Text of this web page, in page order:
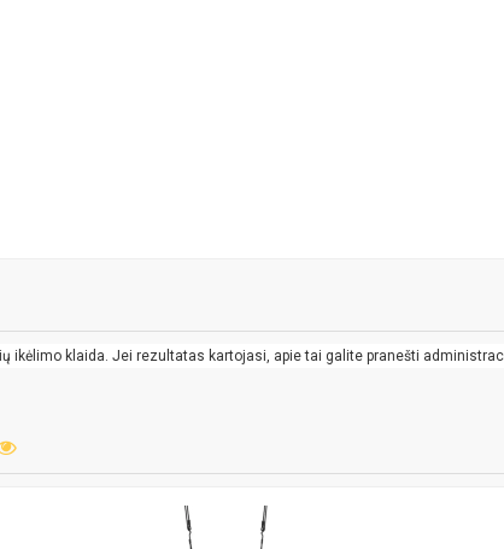
ikėlimo klaida. Jei rezultatas kartojasi, apie tai galite pranešti